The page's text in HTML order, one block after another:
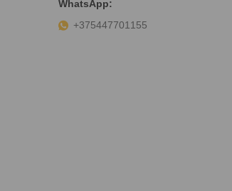
+375447701155